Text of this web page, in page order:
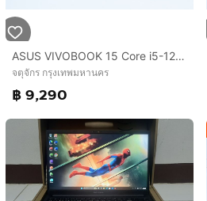
ASUS VIVOBOOK 15 Core i5-1235U RAM8-512GB
จตุจักร กรุงเทพมหานคร
฿ 9,290